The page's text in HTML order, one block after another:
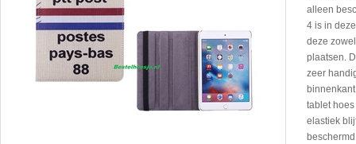
alleen
4 is in
deze
plaatsen.
zeer
tablet
elastiek